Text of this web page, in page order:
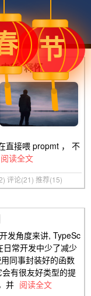
节
耗, 释怀
直接喂 propmt ， 不
阅读全文
评论(21) 推荐(15)
发角度来讲, TypeSc
常开发中少了减少
同事封装好的函数
有很友好类型的提
并 阅读全文